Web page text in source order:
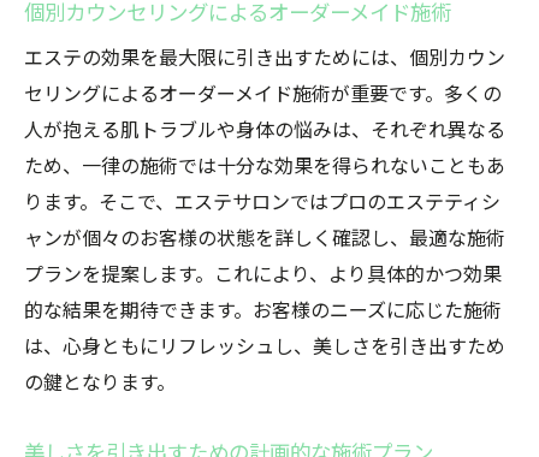
個別カウンセリングによるオーダーメイド施術
エステの効果を最大限に引き出すためには、個別カウン
セリングによるオーダーメイド施術が重要です。多くの
人が抱える肌トラブルや身体の悩みは、それぞれ異なる
ため、一律の施術では十分な効果を得られないこともあ
ります。そこで、エステサロンではプロのエステティシ
ャンが個々のお客様の状態を詳しく確認し、最適な施術
プランを提案します。これにより、より具体的かつ効果
的な結果を期待できます。お客様のニーズに応じた施術
は、心身ともにリフレッシュし、美しさを引き出すため
の鍵となります。